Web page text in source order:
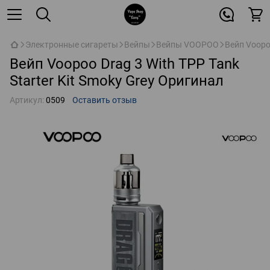
Электронные сигареты Вейпы Вейпы VOOPOO Вейп
Вейп Voopoo Drag 3 With TPP Tank
Starter Kit Smoky Grey Оригинал
Артикул: 0509 Оставить отзыв